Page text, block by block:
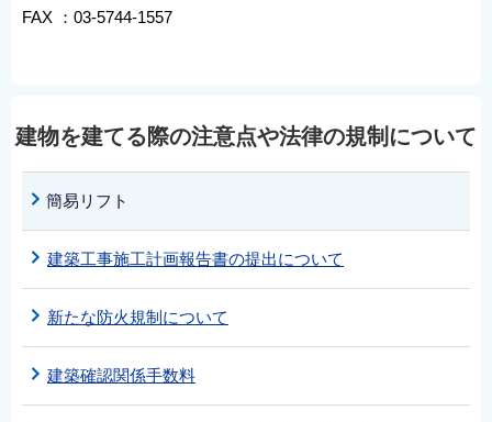
FAX ：03-5744-1557
建物を建てる際の注意点や法律の規制について
簡易リフト
建築工事施工計画報告書の提出について
新たな防火規制について
建築確認関係手数料